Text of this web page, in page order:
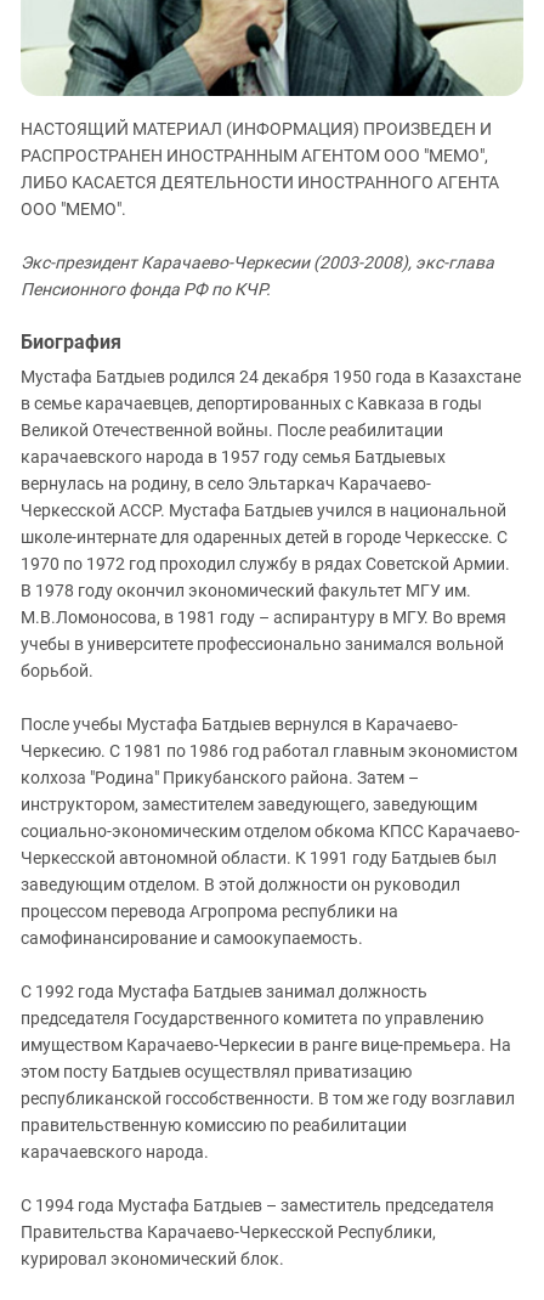
ЗАСТАВЛЯЕТ
КАВКАЗ ЗА ПАЛЕСТИНУ
ИНАКОМЫСЛИЕ В ЧЕЧНЕ
ПРЕСЛЕДОВАНИЕ АКТИВИСТОВ
МОБИЛИЗАЦИЯ И ПРОТЕСТЫ
Дагестан
Ингушетия
Кабардино-Балкария
Калмыкия
Краснодарский край
Российская Федерация
СКФО
Ставропольский край
Чечня
Южная Осетия
Южный Кавказ
ЮФО
НАСТОЯЩИЙ МАТЕРИАЛ (ИНФОРМАЦИЯ) ПРОИЗВЕДЕН И
РАСПРОСТРАНЕН ИНОСТРАННЫМ АГЕНТОМ ООО "МЕМО",
ЛИБО КАСАЕТСЯ ДЕЯТЕЛЬНОСТИ ИНОСТРАННОГО АГЕНТА
ООО "МЕМО".
Экс-президент Карачаево-Черкесии (2003-2008), экс-глава
Пенсионного фонда РФ по КЧР.
Биография
Мустафа Батдыев родился 24 декабря 1950 года в Казахстане
в семье карачаевцев, депортированных с Кавказа в годы
Великой Отечественной войны. После реабилитации
карачаевского народа в 1957 году семья Батдыевых
вернулась на родину, в село Эльтаркач Карачаево-
Черкесской АССР. Мустафа Батдыев учился в национальной
школе-интернате для одаренных детей в городе Черкесске. С
1970 по 1972 год проходил службу в рядах Советской Армии.
В 1978 году окончил экономический факультет МГУ им.
М.В.Ломоносова, в 1981 году – аспирантуру в МГУ. Во время
учебы в университете профессионально занимался вольной
борьбой.
После учебы Мустафа Батдыев вернулся в Карачаево-
Черкесию. С 1981 по 1986 год работал главным экономистом
колхоза "Родина" Прикубанского района. Затем –
инструктором, заместителем заведующего, заведующим
социально-экономическим отделом обкома КПСС Карачаево-
Черкесской автономной области. К 1991 году Батдыев был
заведующим отделом. В этой должности он руководил
процессом перевода Агропрома республики на
самофинансирование и самоокупаемость.
С 1992 года Мустафа Батдыев занимал должность
председателя Государственного комитета по управлению
имуществом Карачаево-Черкесии в ранге вице-премьера. На
этом посту Батдыев осуществлял приватизацию
республиканской госсобственности. В том же году возглавил
правительственную комиссию по реабилитации
карачаевского народа.
С 1994 года Мустафа Батдыев – заместитель председателя
Правительства Карачаево-Черкесской Республики,
курировал экономический блок.